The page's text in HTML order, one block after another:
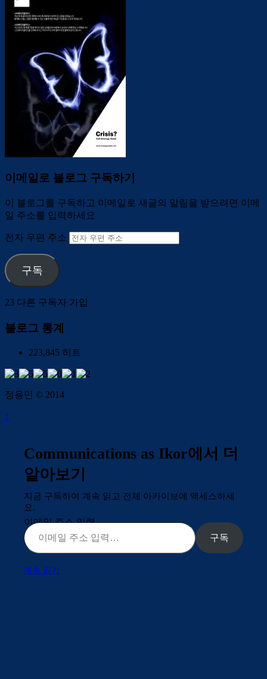
이메일로 블로그 구독하기
이 블로그를 구독하고 이메일로 새글의 알림을 받으려면 이메
일 주소를 입력하세요
전자 우편 주소
구독
23 다른 구독자 가입
블로그 통계
223,845 히트
정용민 © 2014
↑
Communications as Ikor에서 더
알아보기
지금 구독하여 계속 읽고 전체 아카이브에 액세스하세
요.
이메일 주소 입력…
구독
계속 읽기